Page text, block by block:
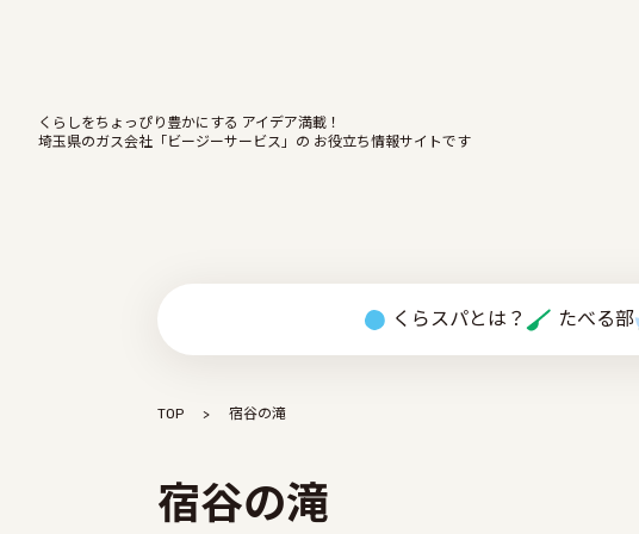
くらしをちょっぴり豊かにする アイデア満載！
埼玉県のガス会社「ビージーサービス」の お役立ち情報サイトです
くらスパとは？ たべる部
TOP 宿谷の滝
宿谷の滝